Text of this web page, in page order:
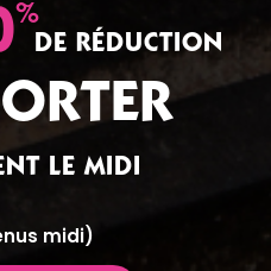
%
DE RÉDUCTION
LE MIDI
midi)